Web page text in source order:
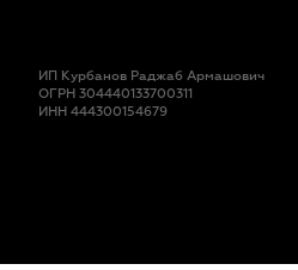
ИП Курбанов Раджаб Армашович
ОГРН 304440133700311
ИНН 444300154679